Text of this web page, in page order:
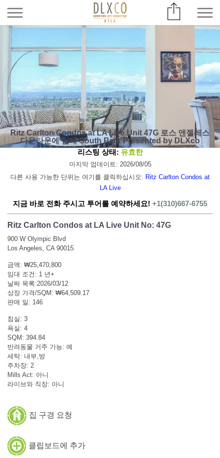
Ritz Carlton Condos at LA Live Unit 47G 로스 앤젤레스
다운타운에 임대 South Park Presented by DLXco
리스팅 상태: 유효한
마지막 업데이트: 2026/08/05
다른 사용 가능한 단위는 여기를 클릭하십시오: Ritz Carlton Condos at
LA Live
지금 바로 전화 주시고 투어를 예약하세요! +1(310)667-6755
Ritz Carlton Condos at LA Live Unit No: 47G
900 W Olympic Blvd
Los Angeles, CA 90015
금액: ₩25,470,800
임대 조건: 1 년+
날짜 목록:2026/03/12
상장 가격/SQM: ₩64,509.17
판매 일: 146
침실: 3
욕실: 4
SQM: 394.84
반려동물 거주 가능: 예
세탁: 내부,방
주차장: 2
Mills Act: 아니
라이브와 직장: 아니
집 구경 요청
클립보드에 추가